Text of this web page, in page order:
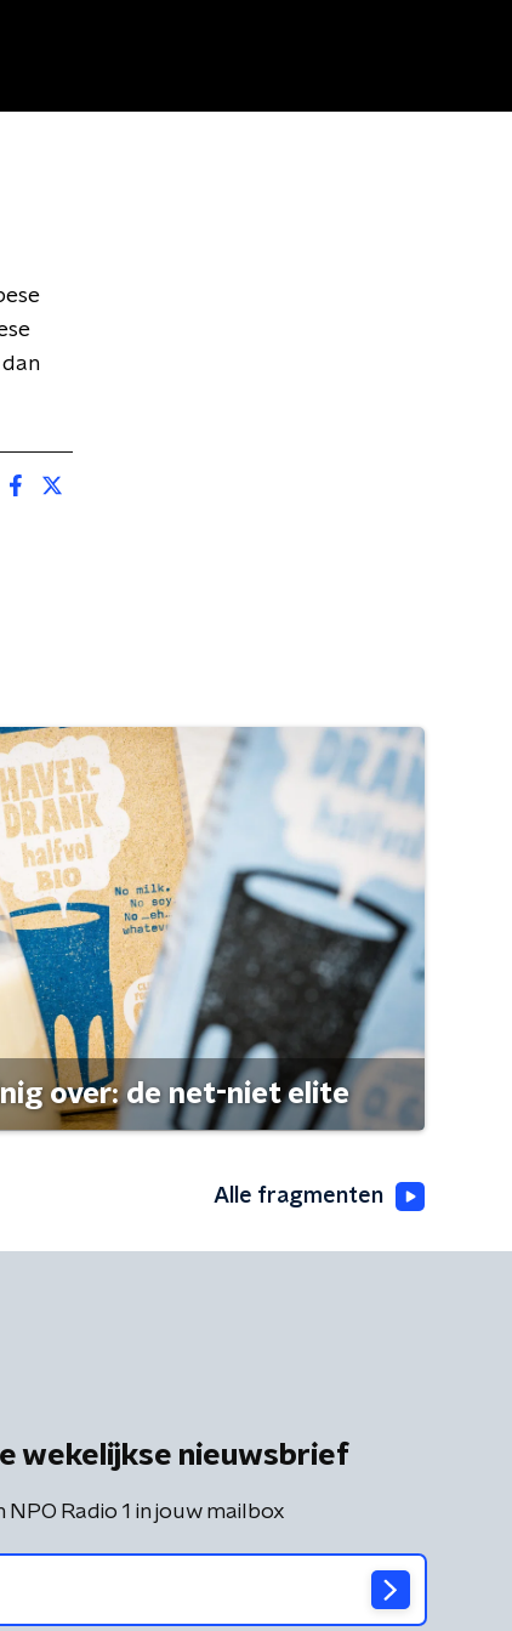
over: de net-niet elite
Alle fragmenten
wekelijkse nieuwsbrief
Radio 1 in jouw mailbox